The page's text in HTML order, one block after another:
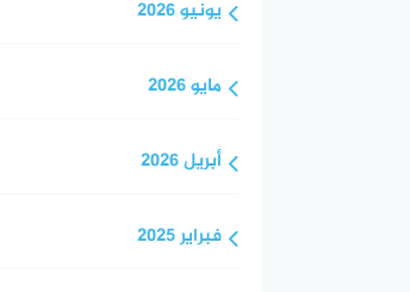
يونيو 2026
مايو 2026
أبريل 2026
فبراير 2025